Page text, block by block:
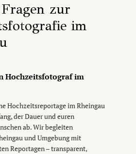
zur
im
Hochzeitsfotograf im
Hochzeitsreportage im Rheingau
der Dauer und euren
ab. Wir begleiten
und Umgebung mit
Reportagen – transparent,